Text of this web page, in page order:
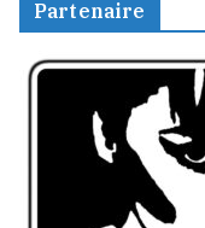
Partenaire